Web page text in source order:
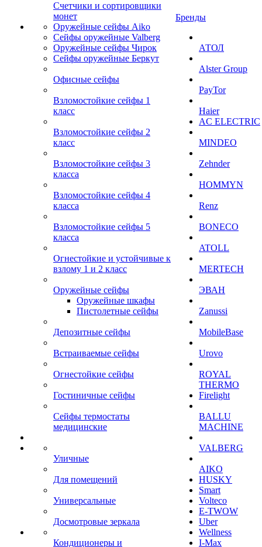
Счетчики и сортировщики
монет
Оружейные сейфы Aiko
Сейфы оружейные Valberg
Оружейные сейфы Чирок
Сейфы оружейные Беркут
Офисные сейфы
Взломостойкие сейфы 1
класс
Взломостойкие сейфы 2
класс
Взломостойкие сейфы 3
класса
Взломостойкие сейфы 4
класса
Взломостойкие сейфы 5
класса
Огнестойкие и устойчивые к
взлому 1 и 2 класс
Оружейные сейфы
Оружейные шкафы
Пистолетные сейфы
Депозитные сейфы
Встраиваемые сейфы
Огнестойкие сейфы
Гостиничные сейфы
Сейфы термостаты
медицинские
Уличные
Для помещений
Универсальные
Досмотровые зеркала
Кондиционеры и
Бренды
АТОЛ
Alster Group
PayTor
Haier
AC ELECTRIC
MINDEO
Zehnder
HOMMYN
Renz
BONECO
ATOLL
MERTECH
ЭВАН
Zanussi
MobileBase
Urovo
ROYAL
THERMO
Firelight
BALLU
MACHINE
VALBERG
AIKO
HUSKY
Smart
Volteco
E-TWOW
Uber
Wellness
I-Max